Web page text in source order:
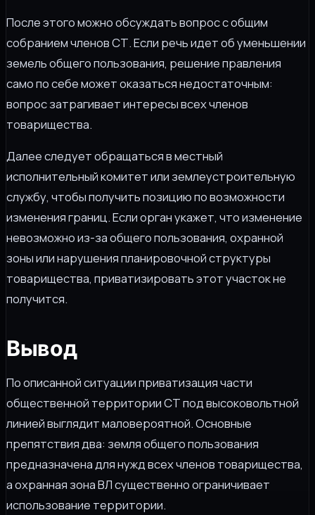
После этого можно обсуждать вопрос с общим
собранием членов СТ. Если речь идет об уменьшении
земель общего пользования, решение правления
само по себе может оказаться недостаточным:
вопрос затрагивает интересы всех членов
товарищества.
Далее следует обращаться в местный
исполнительный комитет или землеустроительную
службу, чтобы получить позицию по возможности
изменения границ. Если орган укажет, что изменение
невозможно из-за общего пользования, охранной
зоны или нарушения планировочной структуры
товарищества, приватизировать этот участок не
получится.
Вывод
По описанной ситуации приватизация части
общественной территории СТ под высоковольтной
линией выглядит маловероятной. Основные
препятствия два: земля общего пользования
предназначена для нужд всех членов товарищества,
а охранная зона ВЛ существенно ограничивает
использование территории.